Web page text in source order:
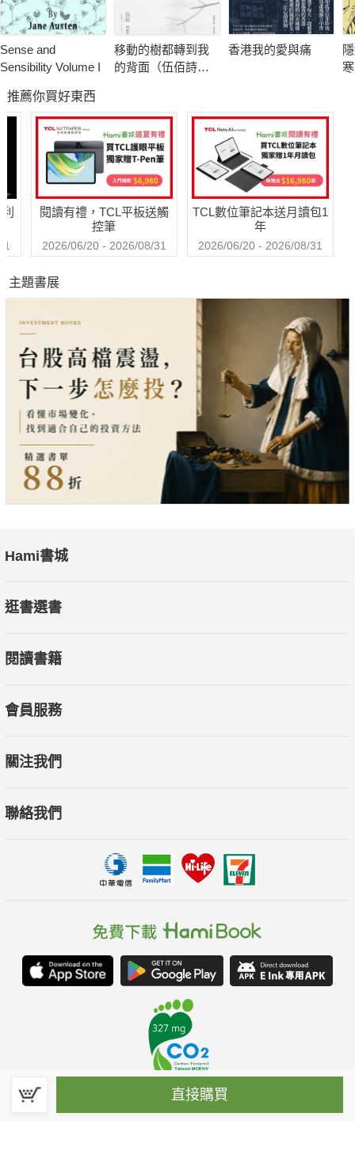
Sense and
Sensibility Volume I
移動的樹都轉到我
的背面（伍佰詩歌
香港我的愛與痛
推薦你買好東西
閱讀有禮，TCL平板送觸
控筆
2026/06/20 - 2026/08/31
TCL數位筆記本送月讀包1
年
2026/06/20 - 2026/08/31
直接購買
主題書展
Hami書城
逛書選書
閱讀書籍
會員服務
關注我們
聯絡我們